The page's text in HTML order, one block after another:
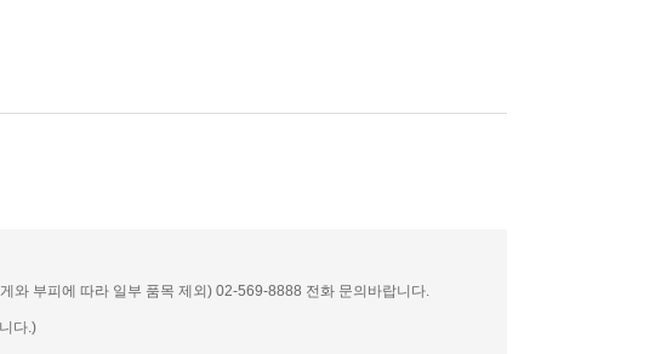
와 부피에 따라 일부 품목 제외) 02-569-8888 전화 문의바랍니다.
다.)